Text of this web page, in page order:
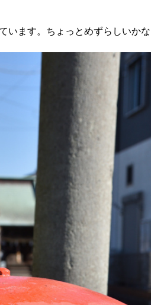
ます。ちょっとめずらしいかな